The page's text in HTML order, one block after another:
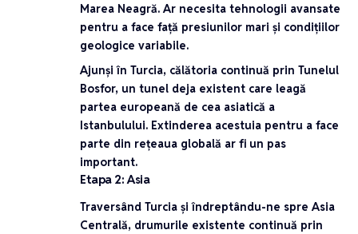
Marea Neagră. Ar necesita tehnologii avansate
pentru a face față presiunilor mari și condițiilor
geologice variabile.
Ajunși în Turcia, călătoria continuă prin Tunelul
Bosfor, un tunel deja existent care leagă
partea europeană de cea asiatică a
Istanbulului. Extinderea acestuia pentru a face
parte din rețeaua globală ar fi un pas
important.
Etapa 2: Asia
Traversând Turcia și îndreptându-ne spre Asia
Centrală, drumurile existente continuă prin